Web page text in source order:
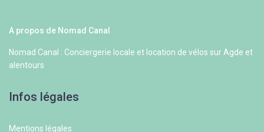
A propos de Nomad Canal
Nomad Canal : Conciergerie locale et location de vélos sur Agde et
alentours
Infos légales
Mentions légales